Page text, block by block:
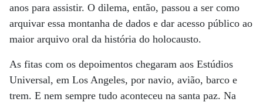
anos para assistir. O dilema, então, passou a ser como
arquivar essa montanha de dados e dar acesso público ao
maior arquivo oral da história do holocausto.
As fitas com os depoimentos chegaram aos Estúdios
Universal, em Los Angeles, por navio, avião, barco e
trem. E nem sempre tudo aconteceu na santa paz. Na